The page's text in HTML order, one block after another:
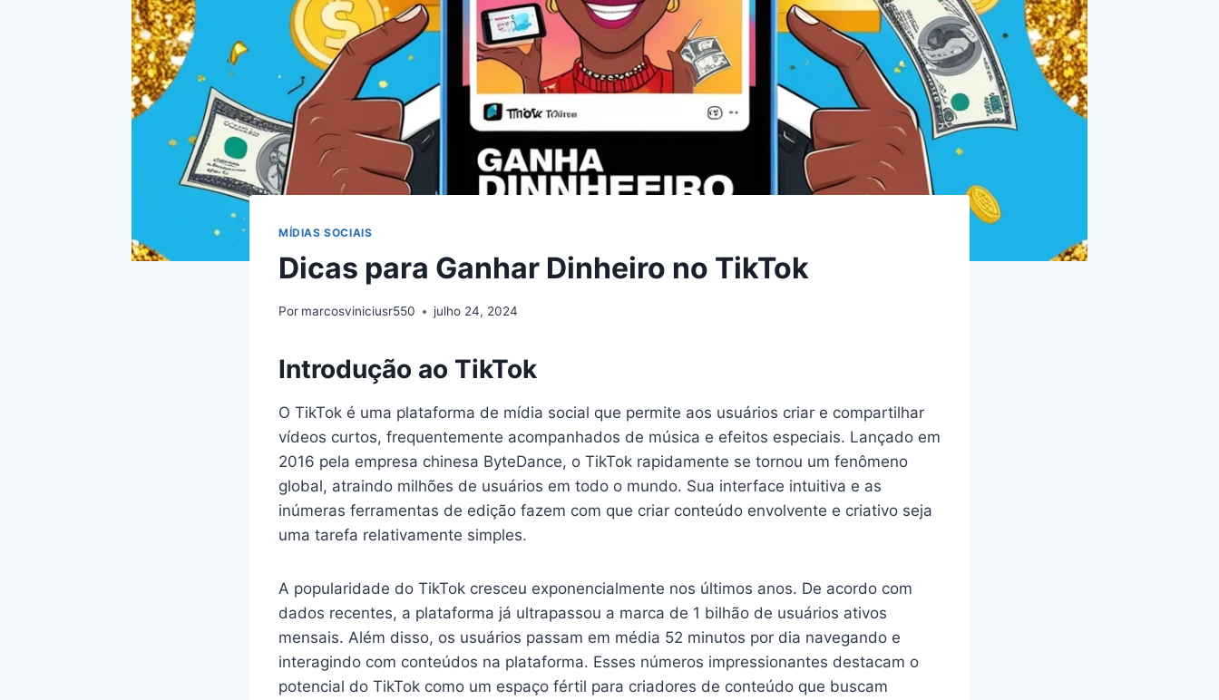
MÍDIAS SOCIAIS
Dicas para Ganhar Dinheiro no TikTok
Por marcosviniciusr550 julho 24, 2024
Introdução ao TikTok
O TikTok é uma plataforma de mídia social que permite aos usuários criar e compartilhar
vídeos curtos, frequentemente acompanhados de música e efeitos especiais. Lançado em
2016 pela empresa chinesa ByteDance, o TikTok rapidamente se tornou um fenômeno
global, atraindo milhões de usuários em todo o mundo. Sua interface intuitiva e as
inúmeras ferramentas de edição fazem com que criar conteúdo envolvente e criativo seja
uma tarefa relativamente simples.
A popularidade do TikTok cresceu exponencialmente nos últimos anos. De acordo com
dados recentes, a plataforma já ultrapassou a marca de 1 bilhão de usuários ativos
mensais. Além disso, os usuários passam em média 52 minutos por dia navegando e
interagindo com conteúdos na plataforma. Esses números impressionantes destacam o
potencial do TikTok como um espaço fértil para criadores de conteúdo que buscam